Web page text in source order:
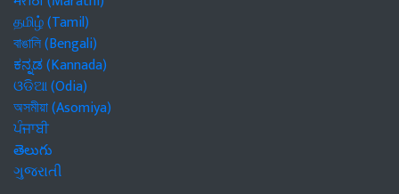
தமிழ் (Tamil)
বাঙালি (Bengali)
ಕನ್ನಡ (Kannada)
ଓଡିଆ (Odia)
অসমীয়া (Asomiya)
ਪੰਜਾਬੀ
తెలుగు
ગુજરાતી